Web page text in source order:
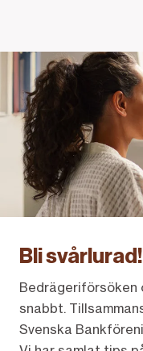
Bli svårlurad!
Bedrägeriförsöken
snabbt.
Svenska